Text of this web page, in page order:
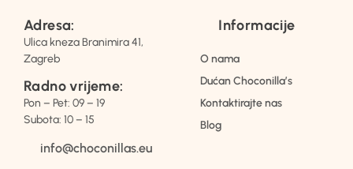
Adresa:
Ulica kneza Branimira 41,
Zagreb
Radno vrijeme:
Pon – Pet: 09 – 19
Subota: 10 – 15
info@choconillas.eu
Informacije
O nama
Dućan Choconilla’s
Kontaktirajte nas
Blog